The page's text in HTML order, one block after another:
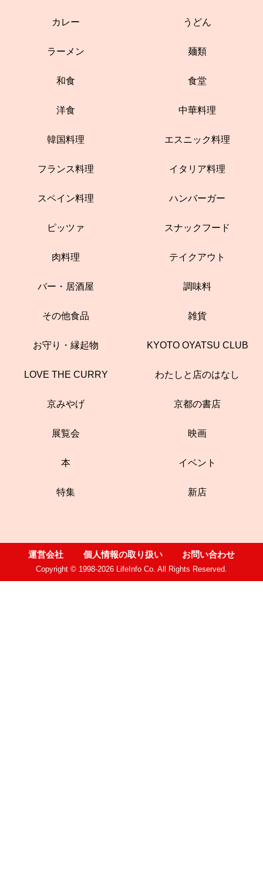
カレー うどん
ラーメン 麺類
和食 食堂
洋食 中華料理
韓国料理 エスニック料理
フランス料理 イタリア料理
スペイン料理 ハンバーガー
ピッツァ スナックフード
肉料理 テイクアウト
バー・居酒屋 調味料
その他食品 雑貨
お守り・縁起物 KYOTO OYATSU CLUB
LOVE THE CURRY わたしと店のはなし
京みやげ 京都の書店
展覧会 映画
本 イベント
特集 新店
運営会社 個人情報の取り扱い お問い合わせ
Copyright © 1998-2026 LifeInfo Co. All Rights Reserved.